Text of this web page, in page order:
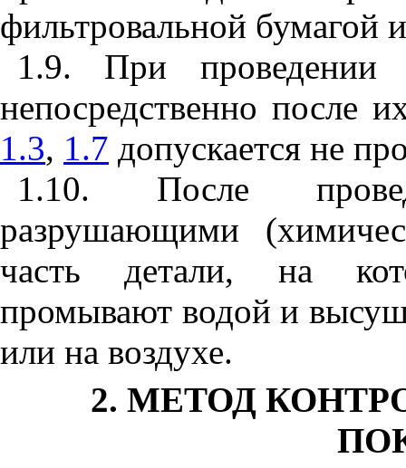
фильтровальной бумагой
1.9. При проведении
непосредственно после
1.3, 1.7 допускается не
1.10. После
разрушающими
часть детали, на
промывают водой и
или на воздухе.
2. МЕТОД